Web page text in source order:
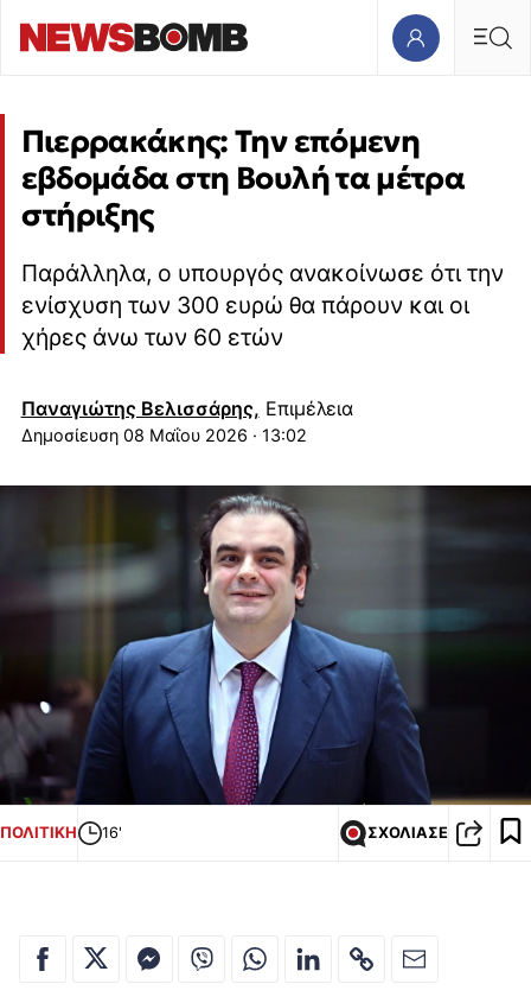
Πιερρακάκης: Την επόμενη
εβδομάδα στη Βουλή τα μέτρα
στήριξης
Παράλληλα, ο υπουργός ανακοίνωσε ότι την
ενίσχυση των 300 ευρώ θα πάρουν και οι
χήρες άνω των 60 ετών
Παναγιώτης Βελισσάρης, Επιμέλεια
08 Μαΐου 2026 · 13:02
ΠΟΛΙΤΙΚΗ 16' ΣΧΟΛΙΑΣΕ